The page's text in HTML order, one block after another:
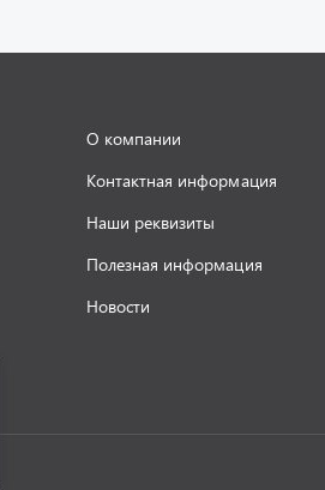
Контактная информация
Полезная информация
Новости